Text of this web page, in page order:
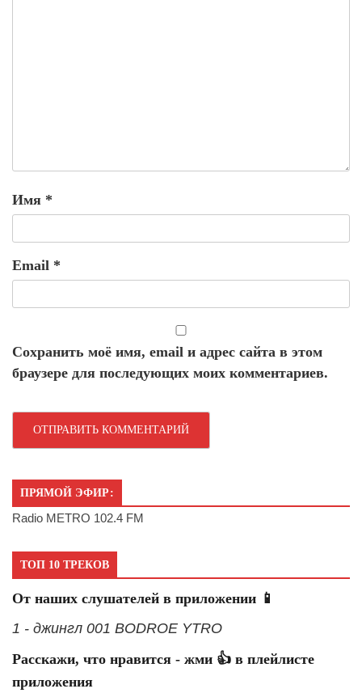
Имя *
Email *
Сохранить моё имя, email и адрес сайта в этом
браузере для последующих моих комментариев.
ПРЯМОЙ ЭФИР:
Radio METRO 102.4 FM
ТОП 10 ТРЕКОВ
От наших слушателей в приложении 📱
1 - джингл 001 BODROE YTRO
Расскажи, что нравится - жми 👍 в плейлисте
приложения